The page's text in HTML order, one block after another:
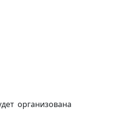
организована